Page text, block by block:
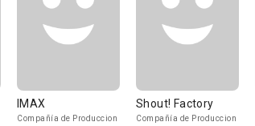
IMAX
Compañía de Produccion
Shout! Factory
Compañía de Produccion